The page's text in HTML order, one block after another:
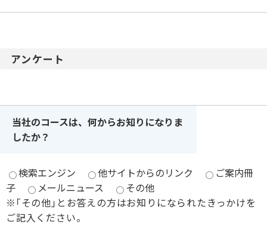
アンケート
当社のコースは、何からお知りになりま
したか？
検索エンジン 他サイトからのリンク
ご案内冊
子
メールニュース
その他
※｢その他｣とお答えの方はお知りになられたきっかけを
ご記入ください。